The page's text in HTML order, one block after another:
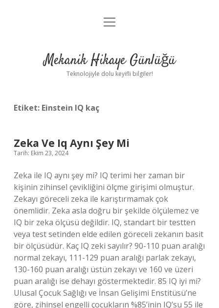
Anasayfa
Yasal Uyarı
menüyü
Mekanik Hikaye Günlüğü
Teknolojiyle dolu keyifli bilgiler!
Etiket: Einstein IQ kaç
Zeka Ve Iq Aynı Şey Mi
Tarih: Ekim 23, 2024
Zeka ile IQ aynı şey mi? IQ terimi her zaman bir
kişinin zihinsel çevikliğini ölçme girişimi olmuştur.
Zekayı göreceli zeka ile karıştırmamak çok
önemlidir. Zeka asla doğru bir şekilde ölçülemez ve
IQ bir zeka ölçüsü değildir. IQ, standart bir testten
veya test setinden elde edilen göreceli zekanın basit
bir ölçüsüdür. Kaç IQ zeki sayılır? 90-110 puan aralığı
normal zekayı, 111-129 puan aralığı parlak zekayı,
130-160 puan aralığı üstün zekayı ve 160 ve üzeri
puan aralığı ise dehayı göstermektedir. 85 IQ iyi mi?
Ulusal Çocuk Sağlığı ve İnsan Gelişimi Enstitüsü’ne
göre, zihinsel engelli çocukların %85’inin IQ’su 55 ile